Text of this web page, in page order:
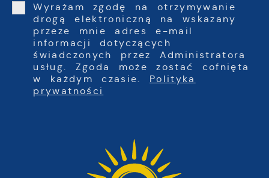
Wyrażam zgodę na otrzymywanie
drogą elektroniczną na wskazany
przeze mnie adres e-mail
informacji dotyczących
świadczonych przez Administratora
usług. Zgoda może zostać cofnięta
w każdym czasie. Polityka
prywatności